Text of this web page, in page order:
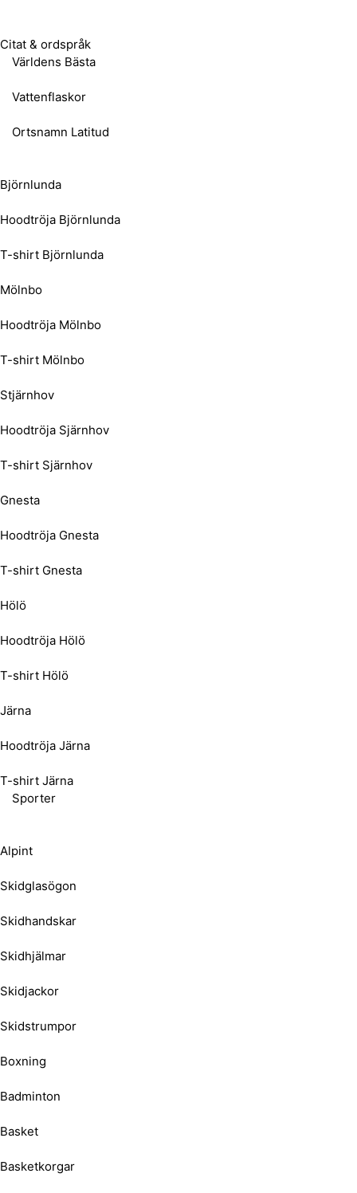
Citat & ordspråk
Världens Bästa
Vattenflaskor
Ortsnamn Latitud
Björnlunda
Hoodtröja Björnlunda
T-shirt Björnlunda
Mölnbo
Hoodtröja Mölnbo
T-shirt Mölnbo
Stjärnhov
Hoodtröja Sjärnhov
T-shirt Sjärnhov
Gnesta
Hoodtröja Gnesta
T-shirt Gnesta
Hölö
Hoodtröja Hölö
T-shirt Hölö
Järna
Hoodtröja Järna
T-shirt Järna
Sporter
Alpint
Skidglasögon
Skidhandskar
Skidhjälmar
Skidjackor
Skidstrumpor
Boxning
Badminton
Basket
Basketkorgar